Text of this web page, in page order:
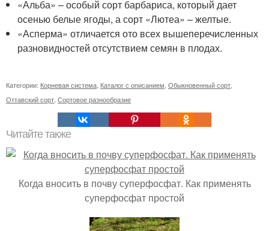
«Альба» – особый сорт барбариса, который дает
осенью белые ягоды, а сорт «Лютеа» – желтые.
«Асперма» отличается ото всех вышеперечисленных
разновидностей отсутствием семян в плодах.
Категории: Корневая система Каталог с описанием Обыкновенный сорт
Оттавский сорт Сортовое разнообразие
Читайте также
Когда вносить в почву суперфосфат. Как применять
суперфосфат простой